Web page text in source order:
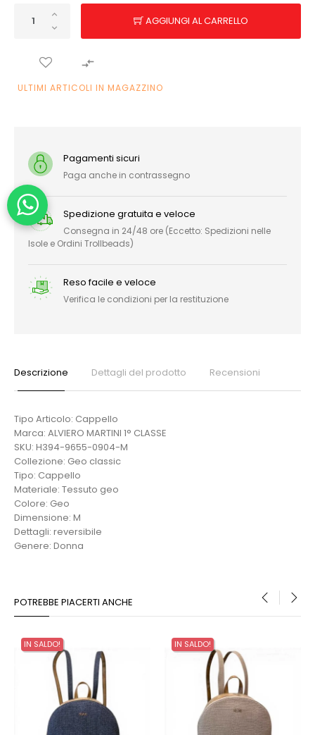
AGGIUNGI AL CARRELLO

ULTIMI ARTICOLI IN MAGAZZINO
Pagamenti sicuri
Paga anche in contrassegno
Spedizione gratuita e veloce
Consegna in 24/48 ore (Eccetto: Spedizioni nelle
Isole e Ordini Trollbeads)
Reso facile e veloce
Verifica le condizioni per la restituzione
Descrizione Dettagli del prodotto Recensioni
Tipo Articolo: Cappello
Marca: ALVIERO MARTINI 1° CLASSE
SKU: H394-9655-0904-M
Collezione: Geo classic
Tipo: Cappello
Materiale: Tessuto geo
Colore: Geo
Dimensione: M
Dettagli: reversibile
Genere: Donna
POTREBBE PIACERTI ANCHE
IN SALDO! IN SALDO!